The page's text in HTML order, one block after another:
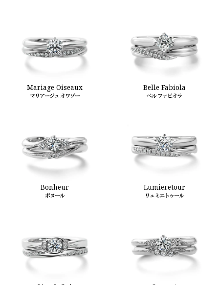
Mariage Oiseaux
マリアージュ オワゾー
Belle Fabiola
ベル ファビオラ
Bonheur
ボヌール
Lumieretour
リュミエトゥール